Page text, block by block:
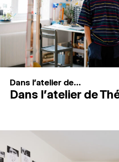
Recherche
Connexion
Dans l'atelier de...
Dans l’atelier de